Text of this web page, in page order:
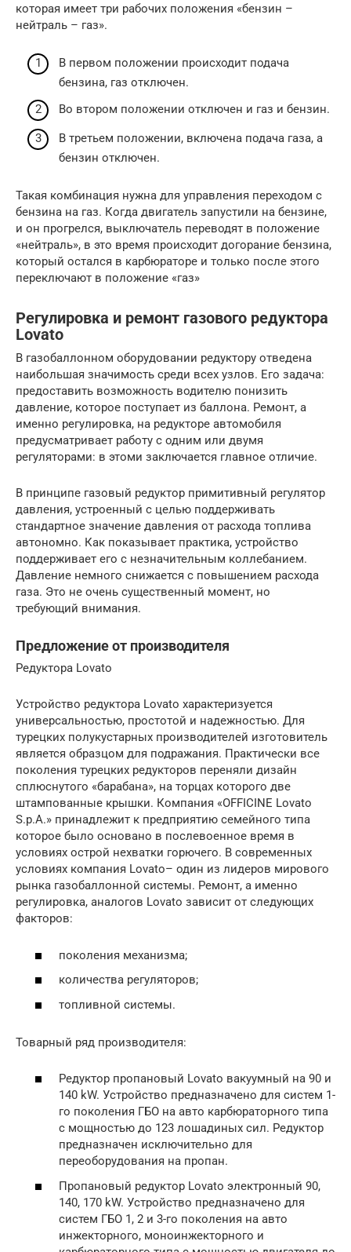
которая имеет три рабочих положения «бензин –
нейтраль – газ».
В первом положении происходит подача
бензина, газ отключен.
Во втором положении отключен и газ и бензин.
В третьем положении, включена подача газа, а
бензин отключен.
Такая комбинация нужна для управления переходом с
бензина на газ. Когда двигатель запустили на бензине,
и он прогрелся, выключатель переводят в положение
«нейтраль», в это время происходит догорание бензина,
который остался в карбюраторе и только после этого
переключают в положение «газ»
Регулировка и ремонт газового редуктора
Lovato
В газобаллонном оборудовании редуктору отведена
наибольшая значимость среди всех узлов. Его задача:
предоставить возможность водителю понизить
давление, которое поступает из баллона. Ремонт, а
именно регулировка, на редукторе автомобиля
предусматривает работу с одним или двумя
регуляторами: в этоми заключается главное отличие.
В принципе газовый редуктор примитивный регулятор
давления, устроенный с целью поддерживать
стандартное значение давления от расхода топлива
автономно. Как показывает практика, устройство
поддерживает его с незначительным коллебанием.
Давление немного снижается с повышением расхода
газа. Это не очень существенный момент, но
требующий внимания.
Предложение от производителя
Редуктора Lovato
Устройство редуктора Lovato характеризуется
универсальностью, простотой и надежностью. Для
турецких полукустарных производителей изготовитель
является образцом для подражания. Практически все
поколения турецких редукторов переняли дизайн
сплюснутого «барабана», на торцах которого две
штампованные крышки. Компания «OFFICINE Lovato
S.p.A.» принадлежит к предприятию семейного типа
которое было основано в послевоенное время в
условиях острой нехватки горючего. В современных
условиях компания Lovato– один из лидеров мирового
рынка газобаллонной системы. Ремонт, а именно
регулировка, аналогов Lovato зависит от следующих
факторов:
поколения механизма;
количества регуляторов;
топливной системы.
Товарный ряд производителя:
Редуктор пропановый Lovato вакуумный на 90 и
140 kW. Устройство предназначено для систем 1-
го поколения ГБО на авто карбюраторного типа
с мощностью до 123 лошадиных сил. Редуктор
предназначен исключительно для
переоборудования на пропан.
Пропановый редуктор Lovato электронный 90,
140, 170 kW. Устройство предназначено для
систем ГБО 1, 2 и 3-го поколения на авто
инжекторного, моноинжекторного и